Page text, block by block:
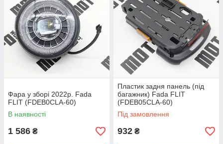
Фара у зборі 2022р. Fada
FLIT (FDEB0CLA-60)
В наявності
1 586 ₴
Пластик задня панель (під
багажник) Fada FLIT
(FDEB05CLA-60)
Під замовлення
932 ₴